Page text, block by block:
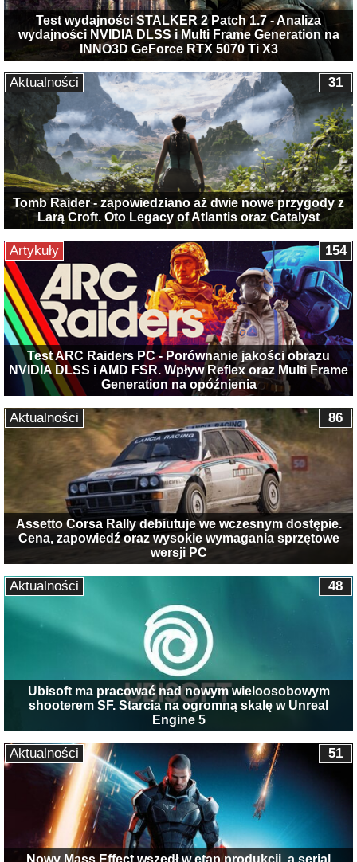
Test wydajności STALKER 2 Patch 1.7 - Analiza
wydajności NVIDIA DLSS i Multi Frame Generation na
INNO3D GeForce RTX 5070 Ti X3
Tomb Raider - zapowiedziano aż dwie nowe przygody z
Larą Croft. Oto Legacy of Atlantis oraz Catalyst
31
Aktualności
Test ARC Raiders PC - Porównanie jakości obrazu
NVIDIA DLSS i AMD FSR. Wpływ Reflex oraz Multi Frame
Generation na opóźnienia
154
Artykuły
Assetto Corsa Rally debiutuje we wczesnym dostępie.
Cena, zapowiedź oraz wysokie wymagania sprzętowe
wersji PC
86
Aktualności
Ubisoft ma pracować nad nowym wieloosobowym
shooterem SF. Starcia na ogromną skalę w Unreal
Engine 5
48
Aktualności
Nowy Mass Effect wszedł w etap produkcji, a serial
51
Aktualności